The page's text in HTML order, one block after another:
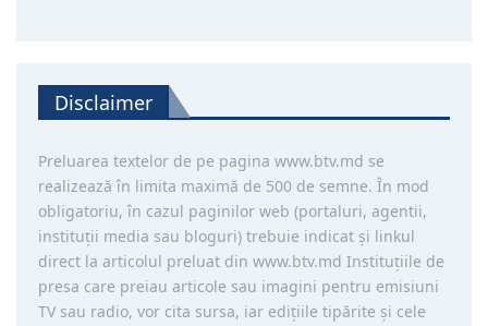
Disclaimer
Preluarea textelor de pe pagina www.btv.md se
realizează în limita maximă de 500 de semne. În mod
obligatoriu, în cazul paginilor web (portaluri, agentii,
instituţii media sau bloguri) trebuie indicat şi linkul
direct la articolul preluat din www.btv.md Instituţiile de
presa care preiau articole sau imagini pentru emisiuni
TV sau radio, vor cita sursa, iar ediţiile tipărite și cele